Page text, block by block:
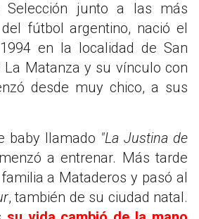
Selección junto a las más
fútbol argentino, nació el
en la localidad de San
La Matanza y su vínculo con
desde muy chico, a sus
baby llamado "La Justina de
a entrenar. Más tarde
a Mataderos y pasó al
, también de su ciudad natal.